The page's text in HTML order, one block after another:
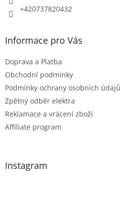
+420737820432
Informace pro Vás
Doprava a Platba
Obchodní podmínky
Podmínky ochrany osobních údajů
Zpětný odběr elektra
Reklamace a vrácení zboží
Affiliate program
Instagram